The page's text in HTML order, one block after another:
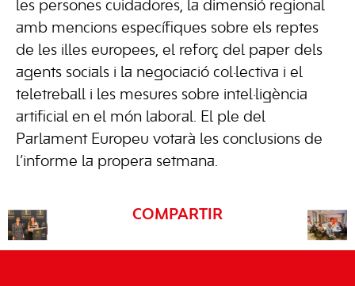
les persones cuidadores, la dimensió regional
amb mencions específiques sobre els reptes
de les illes europees, el reforç del paper dels
agents socials i la negociació col·lectiva i el
teletreball i les mesures sobre intel·ligència
artificial en el món laboral. El ple del
Parlament Europeu votarà les conclusions de
l’informe la propera setmana.
COMPARTIR